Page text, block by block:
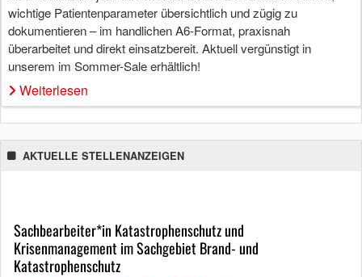
wichtige Patientenparameter übersichtlich und zügig zu
dokumentieren – im handlichen A6-Format, praxisnah
überarbeitet und direkt einsatzbereit. Aktuell vergünstigt in
unserem im Sommer-Sale erhältlich!
Weiterlesen
AKTUELLE STELLENANZEIGEN
Sachbearbeiter*in Katastrophenschutz und
Krisenmanagement im Sachgebiet Brand- und
Katastrophenschutz